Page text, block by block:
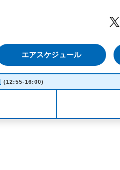
エアスケジュール
(12:55-16:00)